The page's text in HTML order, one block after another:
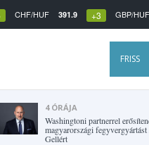
CHF/HUF 391.9 +3 GBP/HUF
FRISS
4 ÓRÁJA
Washingtoni partnerrel
magyarországi fegyvergyártást
Gellért